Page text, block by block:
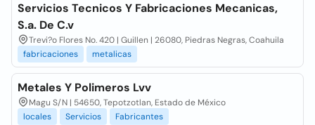
Servicios Tecnicos Y Fabricaciones Mecanicas,
S.a. De C.v
Trevi?o Flores No. 420 | Guillen | 26080, Piedras Negras, Coahuila
fabricaciones
metalicas
Metales Y Polimeros Lvv
Magu S/N | 54650, Tepotzotlan, Estado de México
locales
Servicios Fabricantes